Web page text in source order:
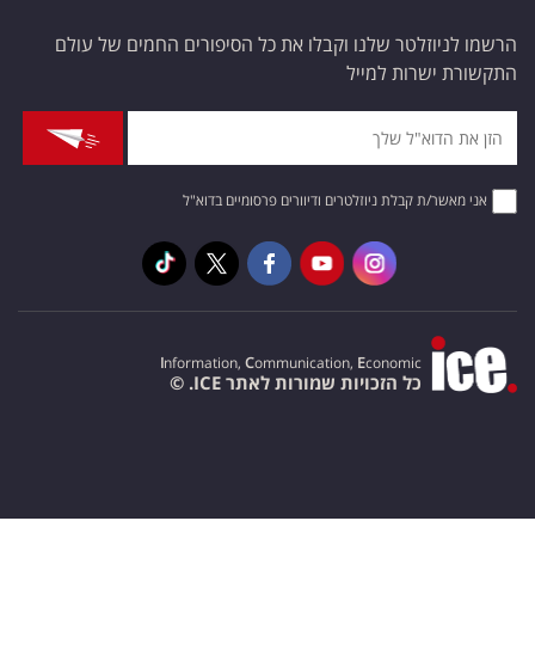
הרשמו לניוזלטר שלנו וקבלו את כל הסיפורים החמים של עולם
התקשורת ישרות למייל
אני מאשר/ת קבלת ניוזלטרים ודיוורים פרסומיים בדוא"ל
Information, Communication, Economic
כל הזכויות שמורות לאתר ICE. ©